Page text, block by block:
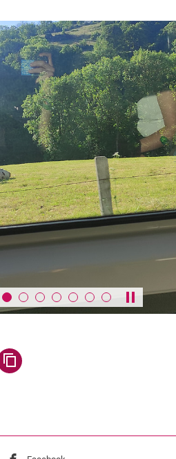
teilen (externer Link,
über Facebook teilen (externer